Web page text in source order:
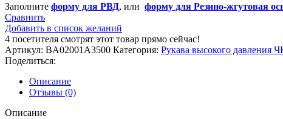
Заполните форму для РВД, или форму для Резино-жгутовая
Сравнить
Добавить в список желаний
4 посетителя смотрят этот товар прямо сейчас!
Артикул: BA02001A3500 Категория: Рукава высокого давления
Поделиться:
Описание
Отзывы (0)
Описание